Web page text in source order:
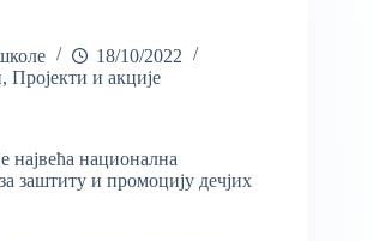
18/10/2022
, Пројекти и акције
највећа национална
заштиту и промоцију дечјих